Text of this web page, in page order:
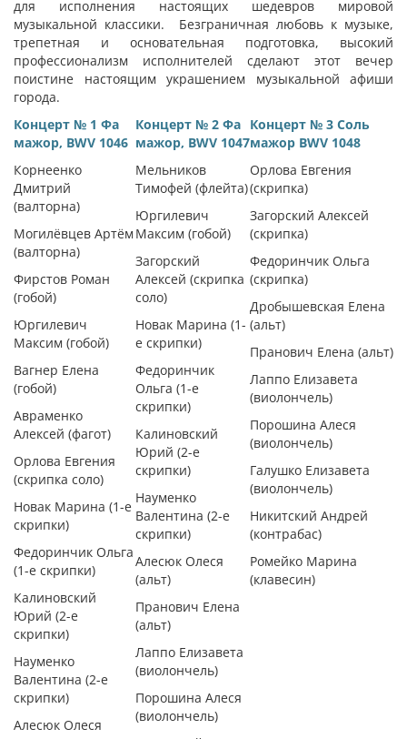
для исполнения настоящих шедевров мировой
музыкальной классики. Безграничная любовь к музыке,
трепетная и основательная подготовка, высокий
профессионализм исполнителей сделают этот вечер
поистине настоящим украшением музыкальной афиши
города.
Концерт № 1 Фа
мажор, BWV 1046
Корнеенко
Дмитрий
(валторна)
Могилёвцев Артём
(валторна)
Фирстов Роман
(гобой)
Юргилевич
Максим (гобой)
Вагнер Елена
(гобой)
Авраменко
Алексей (фагот)
Орлова Евгения
(скрипка соло)
Новак Марина (1-е
скрипки)
Федоринчик Ольга
(1-е скрипки)
Калиновский
Юрий (2-е
скрипки)
Науменко
Валентина (2-е
скрипки)
Алесюк Олеся
Концерт № 2 Фа
мажор, BWV 1047
Мельников
Тимофей (флейта)
Юргилевич
Максим (гобой)
Загорский
Алексей (скрипка
соло)
Новак Марина (1-
е скрипки)
Федоринчик
Ольга (1-е
скрипки)
Калиновский
Юрий (2-е
скрипки)
Науменко
Валентина (2-е
скрипки)
Алесюк Олеся
(альт)
Пранович Елена
(альт)
Лаппо Елизавета
(виолончель)
Порошина Алеся
(виолончель)
Концерт № 3 Соль
мажор BWV 1048
Орлова Евгения
(скрипка)
Загорский Алексей
(скрипка)
Федоринчик Ольга
(скрипка)
Дробышевская Елена
(альт)
Пранович Елена (альт)
Лаппо Елизавета
(виолончель)
Порошина Алеся
(виолончель)
Галушко Елизавета
(виолончель)
Никитский Андрей
(контрабас)
Ромейко Марина
(клавесин)